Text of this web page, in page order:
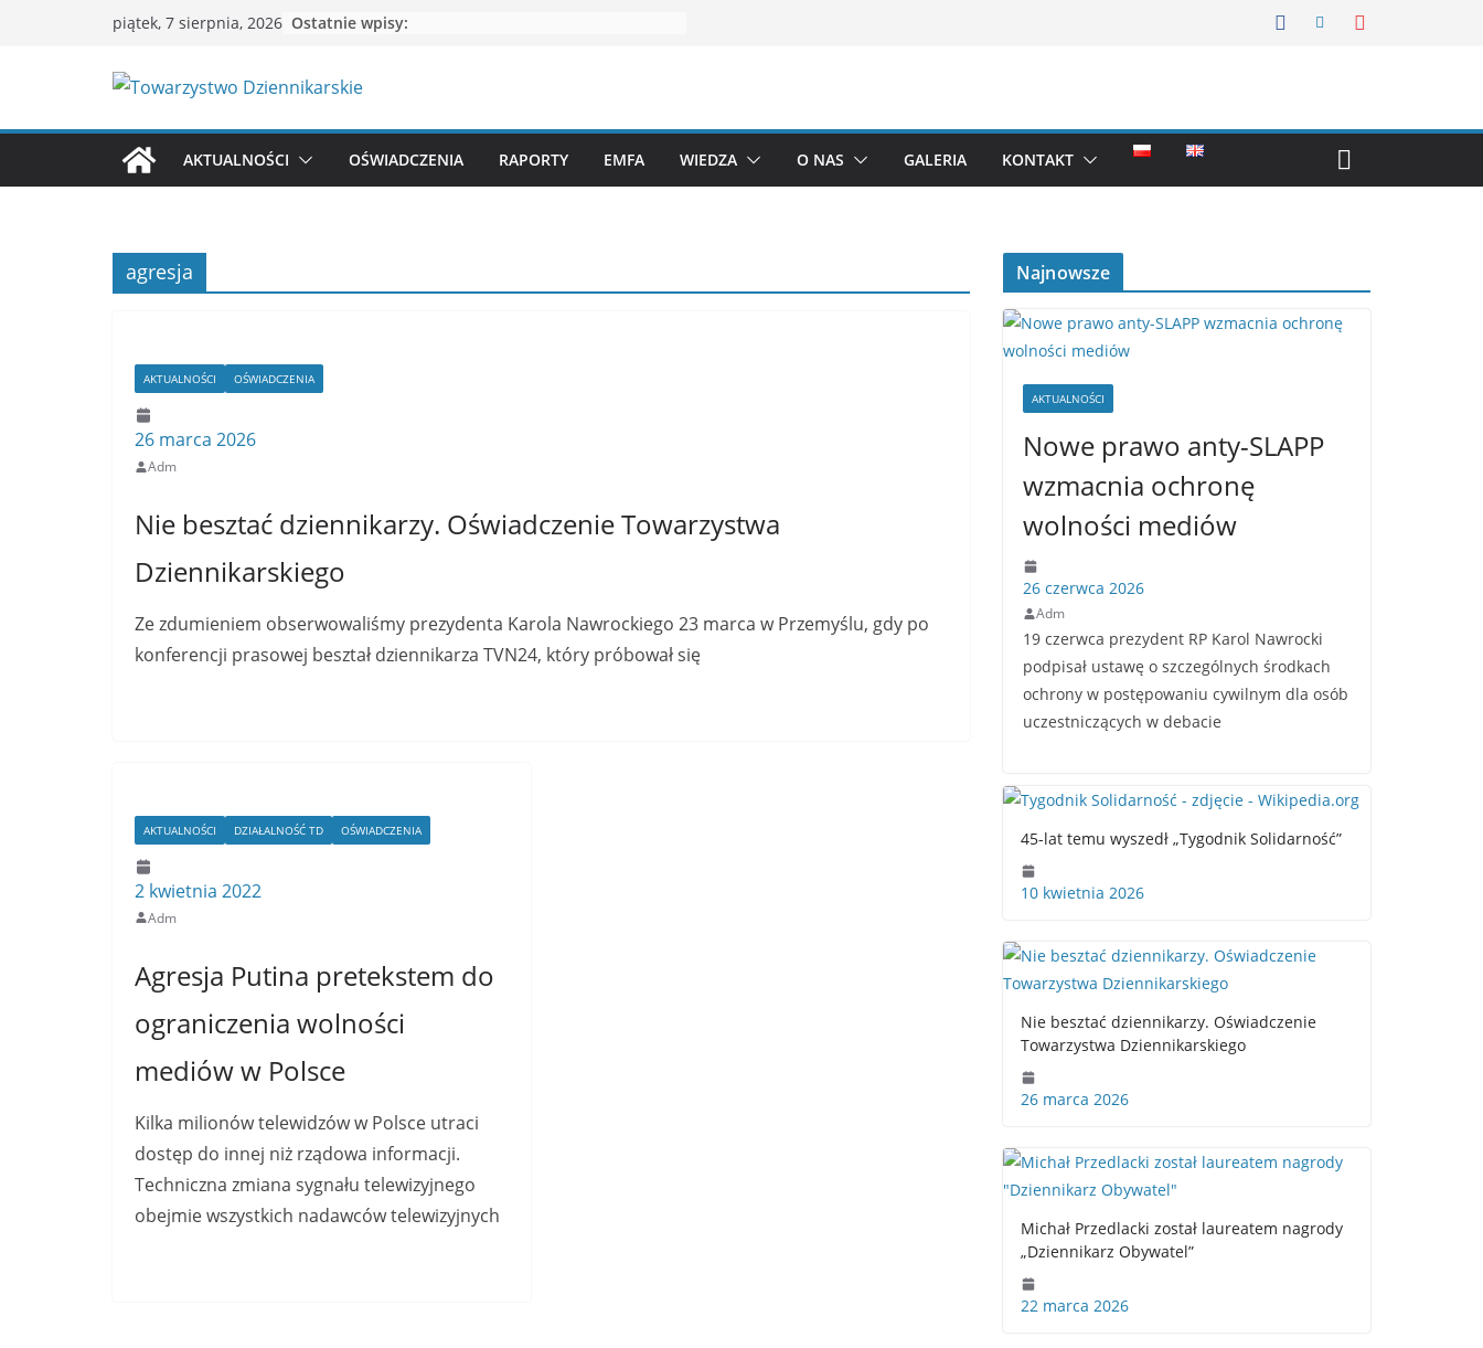
piątek, 7 sierpnia, 2026 Ostatnie wpisy:
AKTUALNOŚCI OŚWIADCZENIA RAPORTY EMFA WIEDZA O NAS GALERIA KONTAKT
agresja
AKTUALNOŚCI OŚWIADCZENIA
26 marca 2026
Adm
Nie besztać dziennikarzy. Oświadczenie Towarzystwa
Dziennikarskiego
Ze zdumieniem obserwowaliśmy prezydenta Karola Nawrockiego 23 marca w Przemyślu, gdy po
konferencji prasowej beształ dziennikarza TVN24, który próbował się
AKTUALNOŚCI DZIAŁALNOŚĆ TD OŚWIADCZENIA
2 kwietnia 2022
Adm
Agresja Putina pretekstem do
ograniczenia wolności
mediów w Polsce
Kilka milionów telewidzów w Polsce utraci
dostęp do innej niż rządowa informacji.
Techniczna zmiana sygnału telewizyjnego
obejmie wszystkich nadawców telewizyjnych
Najnowsze
AKTUALNOŚCI
Nowe prawo anty-SLAPP
wzmacnia ochronę
wolności mediów
26 czerwca 2026
Adm
19 czerwca prezydent RP Karol Nawrocki
podpisał ustawę o szczególnych środkach
ochrony w postępowaniu cywilnym dla osób
uczestniczących w debacie
45-lat temu wyszedł „Tygodnik Solidarność”
10 kwietnia 2026
Nie besztać dziennikarzy. Oświadczenie
Towarzystwa Dziennikarskiego
26 marca 2026
Michał Przedlacki został laureatem nagrody
„Dziennikarz Obywatel”
22 marca 2026